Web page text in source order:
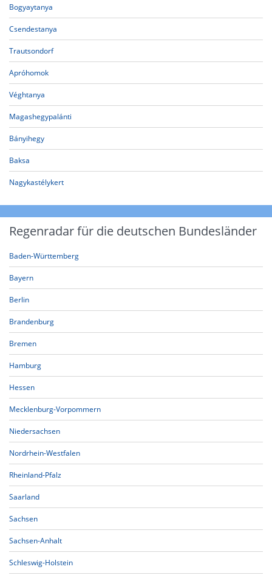
Bogyaytanya
Csendestanya
Trautsondorf
Apróhomok
Véghtanya
Magashegypalánti
Bányihegy
Baksa
Nagykastélykert
Regenradar für die deutschen Bundesländer
Baden-Württemberg
Bayern
Berlin
Brandenburg
Bremen
Hamburg
Hessen
Mecklenburg-Vorpommern
Niedersachsen
Nordrhein-Westfalen
Rheinland-Pfalz
Saarland
Sachsen
Sachsen-Anhalt
Schleswig-Holstein